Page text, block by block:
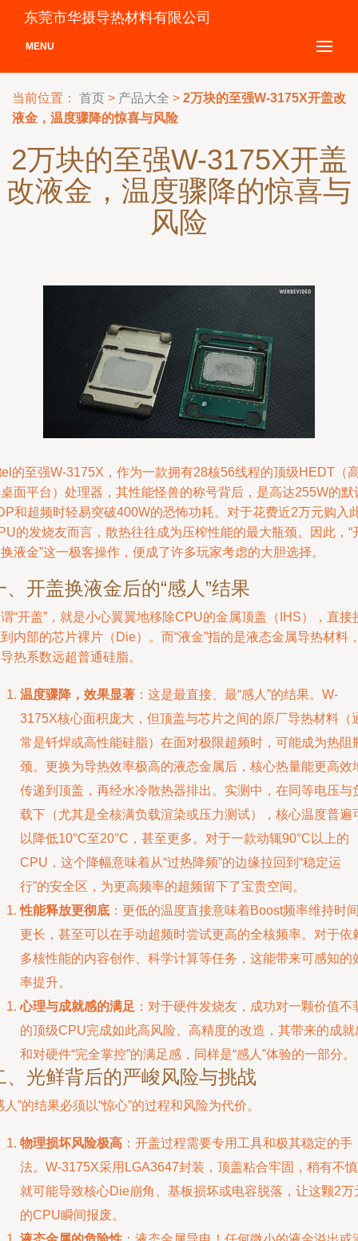
东莞市华摄导热材料有限公司
MENU
当前位置： 首页 > 产品大全 > 2万块的至强W-3175X开盖改
液金，温度骤降的惊喜与风险
2万块的至强W-3175X开盖
改液金，温度骤降的惊喜与
风险
的至强W-3175X，作为一款拥有28核56线程的顶级HEDT（
面平台）处理器，其性能怪兽的称号背后，是高达255W的默
和超频时轻易突破400W的恐怖功耗。对于花费近2万元购入
的发烧友而言，散热往往成为压榨性能的最大瓶颈。因此，“
液金”这一极客操作，便成了许多玩家考虑的大胆选择。
、开盖换液金后的“感人”结果
“开盖”，就是小心翼翼地移除CPU的金属顶盖（IHS），直接
内部的芯片裸片（Die）。而“液金”指的是液态金属导热材料
热系数远超普通硅脂。
温度骤降，效果显著 ：这是最直接、最“感人”的结果。W-
3175X核心面积庞大，但顶盖与芯片之间的原厂导热材料（
常是钎焊或高性能硅脂）在面对极限超频时，可能成为热阻
颈。更换为导热效率极高的液态金属后，核心热量能更高效
传递到顶盖，再经水冷散热器排出。实测中，在同等电压与
载下（尤其是全核满负载渲染或压力测试），核心温度普遍
以降低10°C至20°C，甚至更多。对于一款动辄90°C以上的
CPU，这个降幅意味着从“过热降频”的边缘拉回到“稳定运
行”的安全区，为更高频率的超频留下了宝贵空间。
性能释放更彻底 ：更低的温度直接意味着Boost频率维持时
更长，甚至可以在手动超频时尝试更高的全核频率。对于依
多核性能的内容创作、科学计算等任务，这能带来可感知的
率提升。
心理与成就感的满足 ：对于硬件发烧友，成功对一颗价值不
的顶级CPU完成如此高风险、高精度的改造，其带来的成就
和对硬件“完全掌控”的满足感，同样是“感人”体验的一部分。
、光鲜背后的严峻风险与挑战
人”的结果必须以“惊心”的过程和风险为代价。
物理损坏风险极高 ：开盖过程需要专用工具和极其稳定的手
法。W-3175X采用LGA3647封装，顶盖粘合牢固，稍有不慎
就可能导致核心Die崩角、基板损坏或电容脱落，让这颗2万
的CPU瞬间报废。